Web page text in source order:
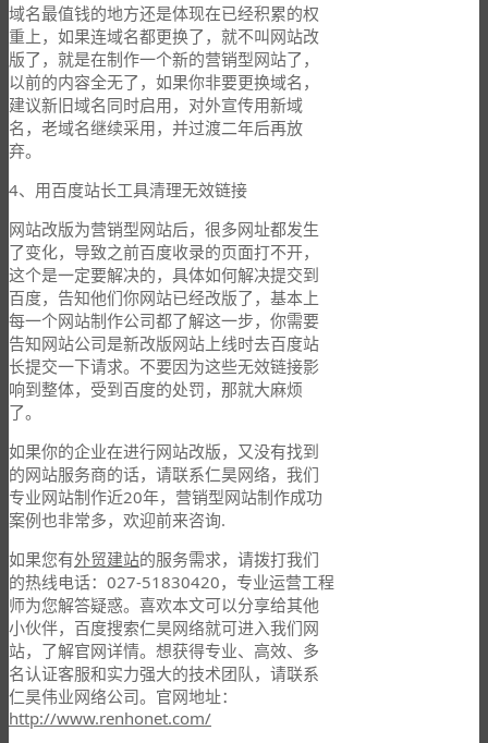
域名最值钱的地方还是体现在已经积累的权
重上，如果连域名都更换了，就不叫网站改
版了，就是在制作一个新的营销型网站了，
以前的内容全无了，如果你非要更换域名，
建议新旧域名同时启用，对外宣传用新域
名，老域名继续采用，并过渡二年后再放
弃。
4、用百度站长工具清理无效链接
网站改版为营销型网站后，很多网址都发生
了变化，导致之前百度收录的页面打不开，
这个是一定要解决的，具体如何解决提交到
百度，告知他们你网站已经改版了，基本上
每一个网站制作公司都了解这一步，你需要
告知网站公司是新改版网站上线时去百度站
长提交一下请求。不要因为这些无效链接影
响到整体，受到百度的处罚，那就大麻烦
了。
如果你的企业在进行网站改版，又没有找到
的网站服务商的话，请联系仁昊网络，我们
专业网站制作近20年，营销型网站制作成功
案例也非常多，欢迎前来咨询.
如果您有外贸建站的服务需求，请拨打我们
的热线电话：027-51830420，专业运营工程
师为您解答疑惑。喜欢本文可以分享给其他
小伙伴，百度搜索仁昊网络就可进入我们网
站，了解官网详情。想获得专业、高效、多
名认证客服和实力强大的技术团队，请联系
仁昊伟业网络公司。官网地址：
http://www.renhonet.com/